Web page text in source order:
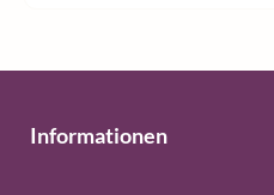
Informationen